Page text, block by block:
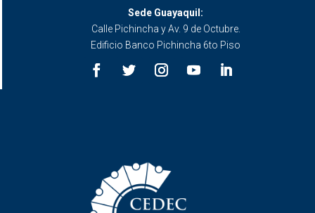
Sede Guayaquil:
Calle Pichincha y Av. 9 de Octubre.
Edificio Banco Pichincha 6to Piso